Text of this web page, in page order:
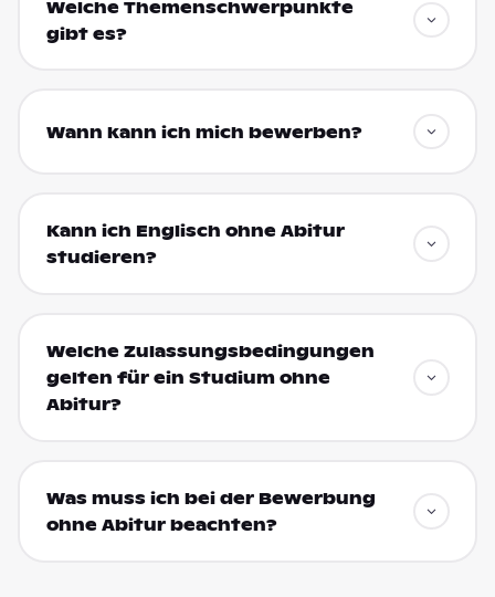
Welche Themenschwerpunkte
gibt es?
Wann kann ich mich bewerben?
Kann ich Englisch ohne Abitur
studieren?
Welche Zulassungsbedingungen
gelten für ein Studium ohne
Abitur?
Was muss ich bei der Bewerbung
ohne Abitur beachten?